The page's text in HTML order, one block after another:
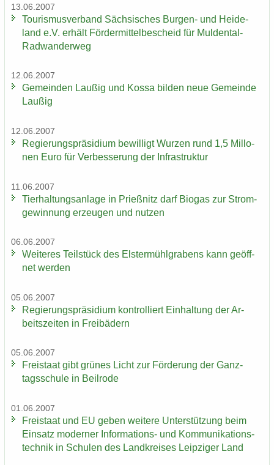
13.06.2007
Tou­ris­mus­ver­band Säch­si­sches Burgen-​ und Hei­de­
land e.V. er­hält För­der­mit­tel­be­scheid für Muldental-​
Radwanderweg
12.06.2007
Ge­mein­den Lau­ßig und Kossa bil­den neue Ge­mein­de
Lau­ßig
12.06.2007
Re­gie­rungs­prä­si­di­um be­wil­ligt Wur­zen rund 1,5 Mil­lo­
nen Euro für Ver­bes­se­rung der In­fra­struk­tur
11.06.2007
Tier­hal­tungs­an­la­ge in Prieß­nitz darf Bio­gas zur Strom­
ge­win­nung er­zeu­gen und nut­zen
06.06.2007
Wei­te­res Teil­stück des Els­ter­mühl­gra­bens kann ge­öff­
net wer­den
05.06.2007
Re­gie­rungs­prä­si­di­um kon­trol­liert Ein­hal­tung der Ar­
beits­zei­ten in Frei­bä­dern
05.06.2007
Frei­staat gibt grü­nes Licht zur För­de­rung der Ganz­
tags­schu­le in Beil­ro­de
01.06.2007
Frei­staat und EU geben wei­te­re Un­ter­stüt­zung beim
Ein­satz mo­der­ner Informations-​ und Kom­mu­ni­ka­ti­ons­
tech­nik in Schu­len des Land­krei­ses Leip­zi­ger Land